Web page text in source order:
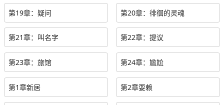
第19章：疑问 第20章：徘徊的灵魂
第21章：叫名字 第22章：提议
第23章：旅馆 第24章：尴尬
第1章新居 第2章耍赖